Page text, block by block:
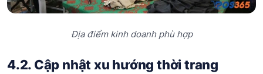
Địa điểm kinh doanh phù hợp
4.2. Cập nhật xu hướng thời trang